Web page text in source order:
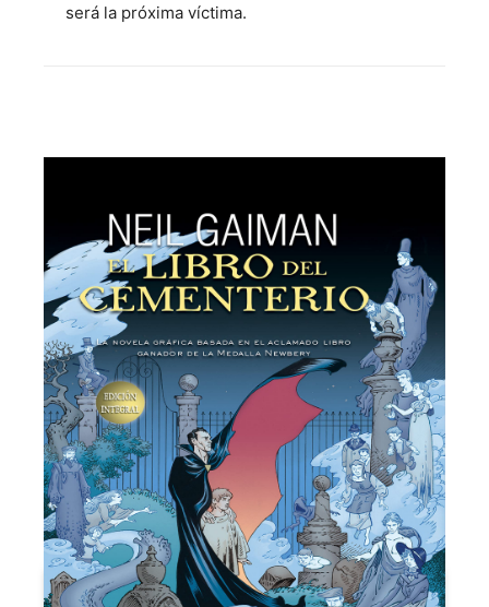
será la próxima víctima.